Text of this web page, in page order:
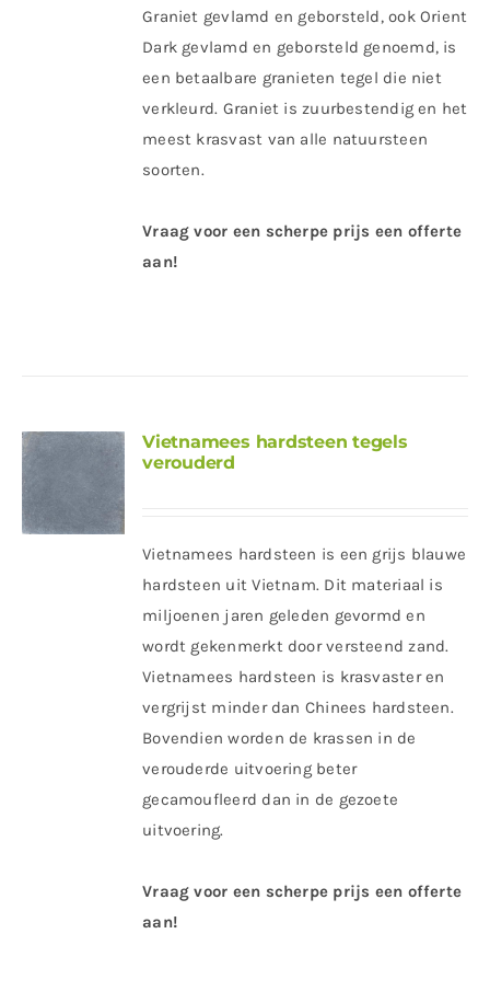
Graniet gevlamd en geborsteld, ook Orient
Dark gevlamd en geborsteld genoemd, is
een betaalbare granieten tegel die niet
verkleurd. Graniet is zuurbestendig en het
meest krasvast van alle natuursteen
soorten.
Vraag voor een scherpe prijs een offerte
aan!
Vietnamees hardsteen tegels
verouderd
Vietnamees hardsteen is een grijs blauwe
hardsteen uit Vietnam. Dit materiaal is
miljoenen jaren geleden gevormd en
wordt gekenmerkt door versteend zand.
Vietnamees hardsteen is krasvaster en
vergrijst minder dan Chinees hardsteen.
Bovendien worden de krassen in de
verouderde uitvoering beter
gecamoufleerd dan in de gezoete
uitvoering.
Vraag voor een scherpe prijs een offerte
aan!